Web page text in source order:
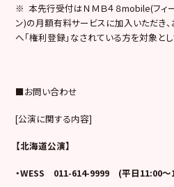
※ 本先行受付はＮＭＢ４８mobile(フィ
ン)の月額有料サービスに加入いただき、
へ「権利登録」なされている方を対象とし
■お問い合わせ
[公演に関する内容]
【北海道公演】
・WESS 011-614-9999 (平日11:00～